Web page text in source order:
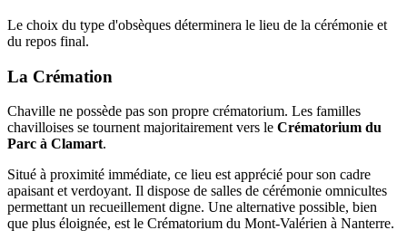
Le choix du type d'obsèques déterminera le lieu de la cérémonie et
du repos final.
La Crémation
Chaville ne possède pas son propre crématorium. Les familles
chavilloises se tournent majoritairement vers le Crématorium du
Parc à Clamart.
Situé à proximité immédiate, ce lieu est apprécié pour son cadre
apaisant et verdoyant. Il dispose de salles de cérémonie omnicultes
permettant un recueillement digne. Une alternative possible, bien
que plus éloignée, est le Crématorium du Mont-Valérien à Nanterre.